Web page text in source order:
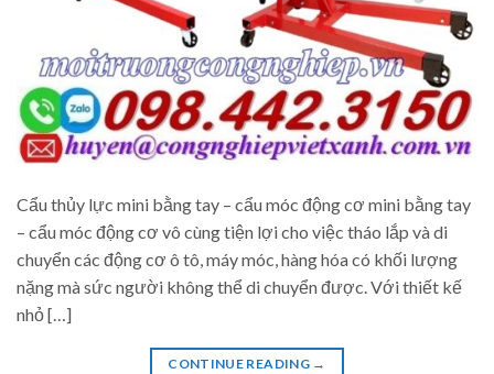
Cẩu thủy lực mini bằng tay – cẩu móc động cơ mini bằng tay
– cẩu móc động cơ vô cùng tiện lợi cho việc tháo lắp và di
chuyển các động cơ ô tô, máy móc, hàng hóa có khối lượng
nặng mà sức người không thể di chuyển được. Với thiết kế
nhỏ […]
CONTINUE READING →